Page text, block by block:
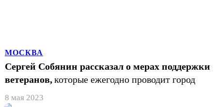
МОСКВА
Сергей Собянин рассказал о мерах поддержки
ветеранов,которые ежегодно проводит город
8 мая 2023